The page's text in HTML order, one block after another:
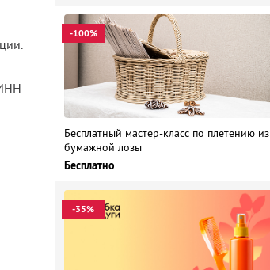
-100%
Бесплатный мастер-класс по плетению из
бумажной лозы
Бесплатно
-35%